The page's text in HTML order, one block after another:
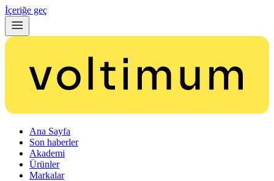
İçeriğe geç
Ana Sayfa
Son haberler
Akademi
Ürünler
Markalar